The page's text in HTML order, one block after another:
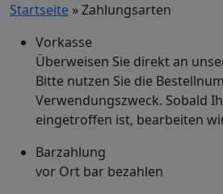
Startseite »Zahlungsarten
Vorkasse
Überweisen Sie direkt an
Bitte nutzen Sie die
Verwendungszweck. Sobald
eingetroffen ist, bearbeiten
Barzahlung
vor Ort bar bezahlen